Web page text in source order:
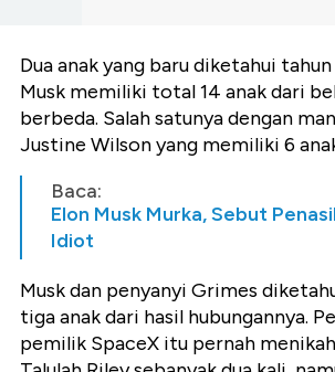
Dua anak yang baru diketahui
Musk memiliki total 14 anak dari
berbeda. Salah satunya dengan
Justine Wilson yang memiliki 6
Baca:
Elon Musk Murka, Sebut
Idiot
Musk dan penyanyi Grimes
tiga anak dari hasil hubungannya.
pemilik SpaceX itu pernah